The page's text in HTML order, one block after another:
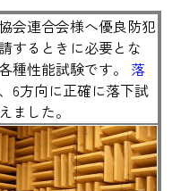
会連合会様へ優良防犯
するときに必要とな
種性能試験です。 落
6方向に正確に落下試
ました。